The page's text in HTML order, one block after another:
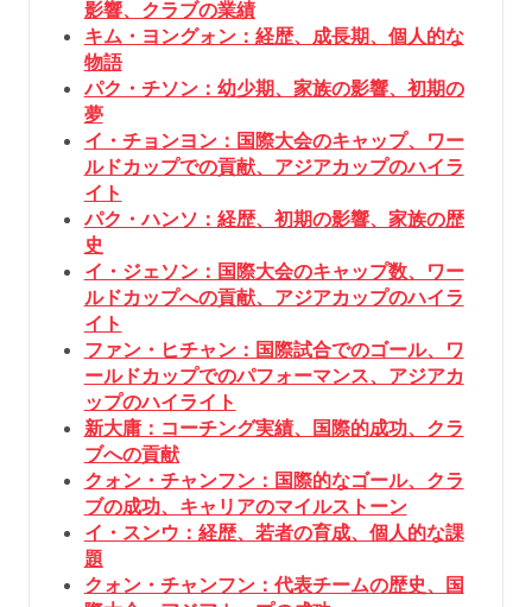
影響、クラブの業績
キム・ヨングォン：経歴、成長期、個人的な
物語
パク・チソン：幼少期、家族の影響、初期の
夢
イ・チョンヨン：国際大会のキャップ、ワー
ルドカップでの貢献、アジアカップのハイラ
イト
パク・ハンソ：経歴、初期の影響、家族の歴
史
イ・ジェソン：国際大会のキャップ数、ワー
ルドカップへの貢献、アジアカップのハイラ
イト
ファン・ヒチャン：国際試合でのゴール、ワ
ールドカップでのパフォーマンス、アジアカ
ップのハイライト
新大庸：コーチング実績、国際的成功、クラ
ブへの貢献
クォン・チャンフン：国際的なゴール、クラ
ブの成功、キャリアのマイルストーン
イ・スンウ：経歴、若者の育成、個人的な課
題
クォン・チャンフン：代表チームの歴史、国